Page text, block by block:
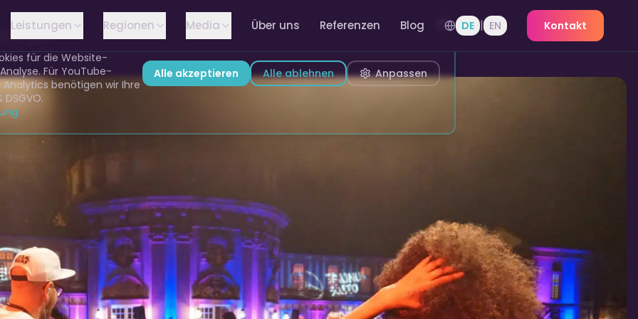
Leistungen Regionen Media Über uns Referenzen Blog DE | EN
Kontakt
für die Website-
Für YouTube-
benötigen wir Ihre
Alle akzeptieren Alle ablehnen Anpassen